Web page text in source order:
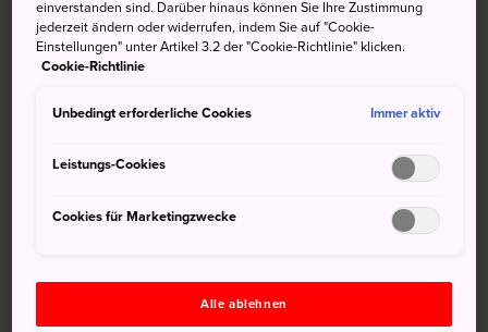
zu sehen
Anfahrt
Der Kasai-Rinkai-Park ist vom Bahnhof Tokyo leicht mit
in die U-Bahn-Linie
Haltestelle des Tokyo-Wasserbusses, der zwischen
einverstanden sind. Darüber hinaus können Sie Ihre Zustimmung
jederzeit ändern oder widerrufen, indem Sie auf "Cookie-
Einstellungen" unter Artikel 3.2 der "Cookie-Richtlinie" klicken.
Cookie-Richtlinie
Unbedingt erforderliche Cookies Immer aktiv
Leistungs-Cookies
Cookies für Marketingzwecke
Alle ablehnen